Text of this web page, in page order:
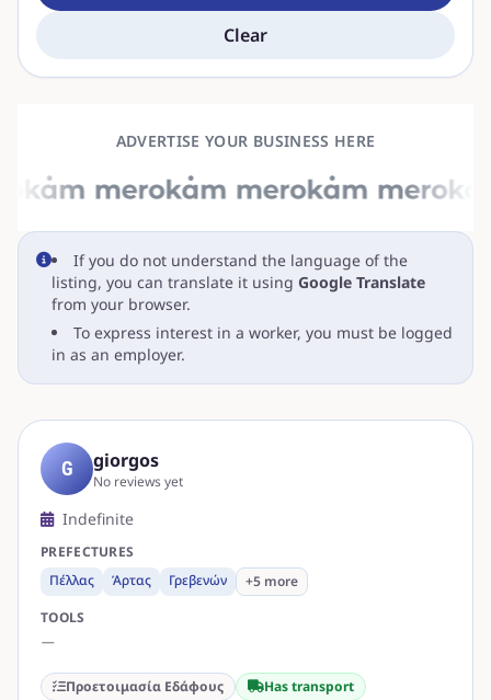
Clear
ADVERTISE YOUR BUSINESS HERE
If you do not understand the language of the
listing, you can translate it using Google Translate
from your browser.
To express interest in a worker, you must be logged
in as an employer.
G giorgos
No reviews yet
Indefinite
PREFECTURES
Πέλλας
Άρτας Γρεβενών
+5 more
TOOLS
—
Προετοιμασία Εδάφους Has transport